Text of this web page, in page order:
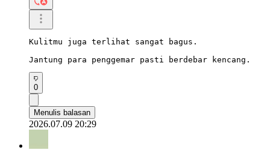
Kulitmu juga terlihat sangat bagus.
Jantung para penggemar pasti berdebar kencang.
0
Menulis balasan
2026.07.09 20:29